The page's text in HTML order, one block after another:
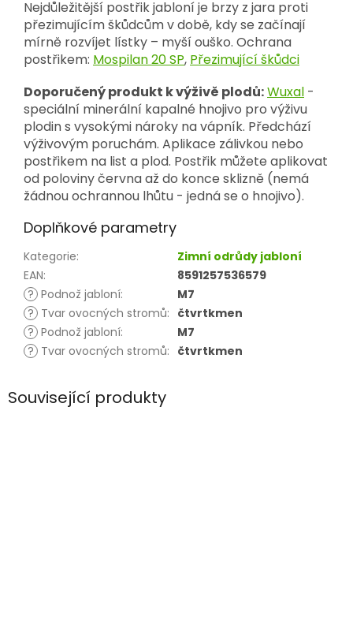
Nejdůležitější postřik jabloní je brzy z jara proti
přezimujícím škůdcům v době, kdy se začínají
mírně rozvíjet lístky – myší ouško. Ochrana
postřikem: Mospilan 20 SP, Přezimující škůdci
Doporučený produkt k výživě plodů:Wuxal -
speciální minerální kapalné hnojivo pro výživu
plodin s vysokými nároky na vápník. Předchází
výživovým poruchám. Aplikace zálivkou nebo
postřikem na list a plod. Postřik můžete aplikovat
od poloviny června až do konce sklizně (nemá
žádnou ochrannou lhůtu - jedná se o hnojivo).
Doplňkové parametry
Kategorie:
Zimní odrůdy jabloní
EAN:
8591257536579
? Podnož jabloní:
M7
? Tvar ovocných stromů: čtvrtkmen
? Podnož jabloní:
M7
? Tvar ovocných stromů: čtvrtkmen
Související produkty